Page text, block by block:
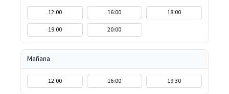
12:00 16:00
18:00
19:00
20:00
Mañana
12:00 16:00 19:30